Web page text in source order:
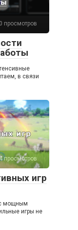
просмотров
в связи
просмотров
игр
мощным
игры не